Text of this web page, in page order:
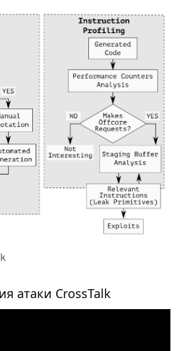
атаки CrossTalk